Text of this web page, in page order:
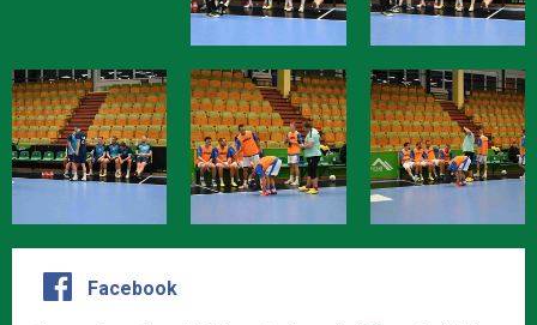
Facebook